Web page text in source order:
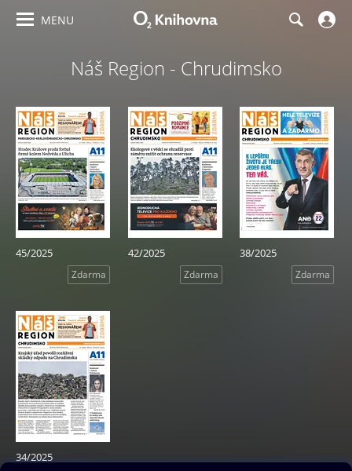
MENU
Náš Region - Chrudimsko
45/2025
Zdarma
42/2025
Zdarma
38/2025
Zdarma
34/2025